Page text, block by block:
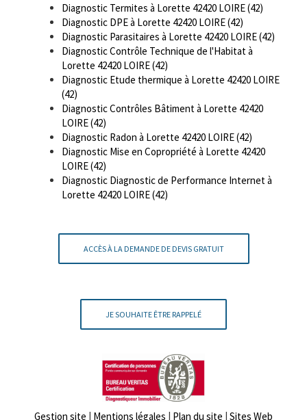
Diagnostic Termites à Lorette 42420 LOIRE (42)
Diagnostic DPE à Lorette 42420 LOIRE (42)
Diagnostic Parasitaires à Lorette 42420 LOIRE (42)
Diagnostic Contrôle Technique de l'Habitat à
Lorette 42420 LOIRE (42)
Diagnostic Etude thermique à Lorette 42420 LOIRE
(42)
Diagnostic Contrôles Bâtiment à Lorette 42420
LOIRE (42)
Diagnostic Radon à Lorette 42420 LOIRE (42)
Diagnostic Mise en Copropriété à Lorette 42420
LOIRE (42)
Diagnostic Diagnostic de Performance Internet à
Lorette 42420 LOIRE (42)
ACCÈS À LA DEMANDE DE DEVIS GRATUIT
JE SOUHAITE ÊTRE RAPPELÉ
Gestion site Mentions légales Plan du site Sites Web